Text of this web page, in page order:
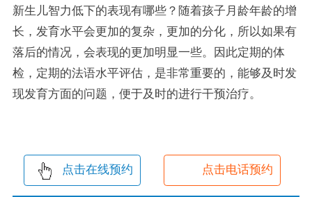
新生儿智力低下的表现有哪些？随着孩子月龄年龄的增
长，发育水平会更加的复杂，更加的分化，所以如果有
落后的情况，会表现的更加明显一些。因此定期的体
检，定期的法语水平评估，是非常重要的，能够及时发
现发育方面的问题，便于及时的进行干预治疗。
点击在线预约 点击电话预约